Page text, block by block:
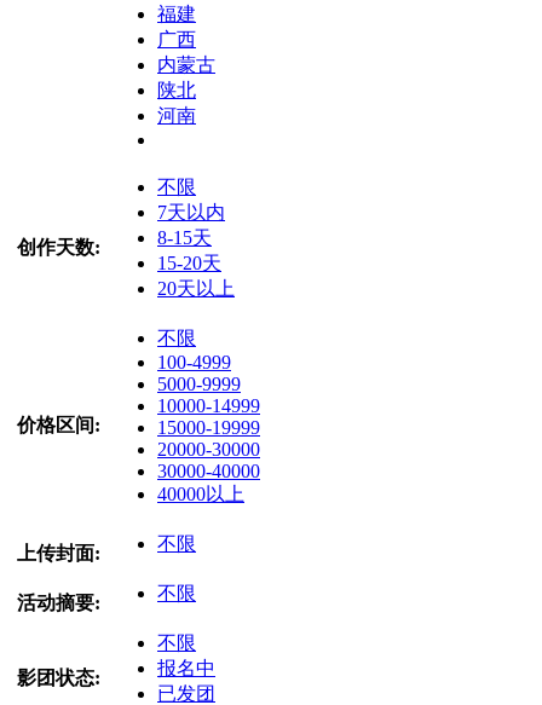
福建
广西
内蒙古
陕北
河南
创作天数:
不限
7天以内
8-15天
15-20天
20天以上
价格区间:
不限
100-4999
5000-9999
10000-14999
15000-19999
20000-30000
30000-40000
40000以上
上传封面: 不限
活动摘要: 不限
影团状态:
不限
报名中
已发团